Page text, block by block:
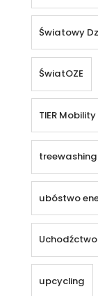
Światowy
ŚwiatOZE
TIER Mobility
treewashing
ubóstwo
upcycling